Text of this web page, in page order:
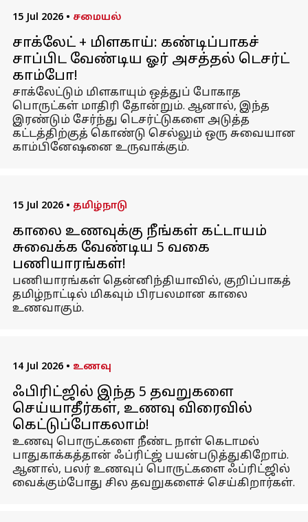
15 Jul 2026 • சமையல்
சாக்லேட் + மிளகாய்: கண்டிப்பாகச்
சாப்பிட வேண்டிய ஓர் அசத்தல் டெசர்ட்
காம்போ!
சாக்லேட்டும் மிளகாயும் ஒத்துப் போகாத
பொருட்கள் மாதிரி தோன்றும். ஆனால், இந்த
இரண்டும் சேர்ந்து டெசர்ட்டுகளை அடுத்த
கட்டத்திற்குத் கொண்டு செல்லும் ஒரு சுவையான
காம்பினேஷனை உருவாக்கும்.
15 Jul 2026 • தமிழ்நாடு
காலை உணவுக்கு நீங்கள் கட்டாயம்
சுவைக்க வேண்டிய 5 வகை
பணியாரங்கள்!
பணியாரங்கள் தென்னிந்தியாவில், குறிப்பாகத்
தமிழ்நாட்டில் மிகவும் பிரபலமான காலை
உணவாகும்.
14 Jul 2026 • உணவு
ஃபிரிட்ஜில் இந்த 5 தவறுகளை
செய்யாதீர்கள், உணவு விரைவில்
கெட்டுப்போகலாம்!
உணவு பொருட்களை நீண்ட நாள் கெடாமல்
பாதுகாக்கத்தான் ஃப்ரிட்ஜ் பயன்படுத்துகிறோம்.
ஆனால், பலர் உணவுப் பொருட்களை ஃப்ரிட்ஜில்
வைக்கும்போது சில தவறுகளைச் செய்கிறார்கள்.